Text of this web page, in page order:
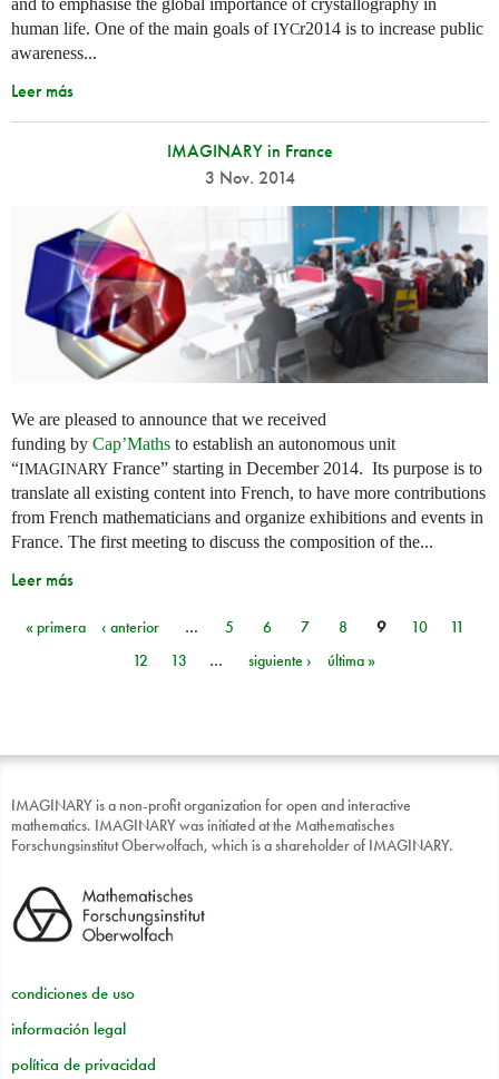
and to emphasise the global importance of crystallography in
human life. One of the main goals ofIYCr2014 is to increase public
awareness...
Leer más
IMAGINARY in France
3 Nov. 2014
We are pleased to announce that we received
funding by Cap’Maths to establish an autonomous unit
“IMAGINARY France” starting in December 2014. Its purpose is to
translate all existing content into French, to have more contributions
from French mathematicians and organize exhibitions and events in
France. The first meeting to discuss the composition of the...
Leer más
Páginas
« primera ‹ anterior … 5 6 7 8 9 10
11
12
13 … siguiente › última »
IMAGINARY is a non-profit organization for open and interactive
mathematics. IMAGINARY was initiated at the Mathematisches
Forschungsinstitut Oberwolfach, which is a shareholder of IMAGINARY.
condiciones de uso
información legal
política de privacidad